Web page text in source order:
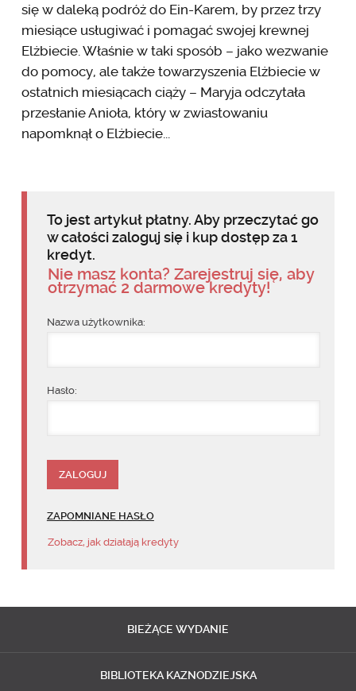
się w daleką podróż do Ein-Karem, by przez trzy
miesiące usługiwać i pomagać swojej krewnej
Elżbiecie. Właśnie w taki sposób – jako wezwanie
do pomocy, ale także towarzyszenia Elżbiecie w
ostatnich miesiącach ciąży – Maryja odczytała
przesłanie Anioła, który w zwiastowaniu
napomknął o Elżbiecie...
To jest artykuł płatny. Aby przeczytać go
w całości zaloguj się i kup dostęp za 1
kredyt.
Nie masz konta? Zarejestruj się, aby
otrzymać 2 darmowe kredyty!
Nazwa użytkownika:
Hasło:
ZAPOMNIANE HASŁO
Zobacz, jak działają kredyty
BIEŻĄCE WYDANIE
BIBLIOTEKA KAZNODZIEJSKA